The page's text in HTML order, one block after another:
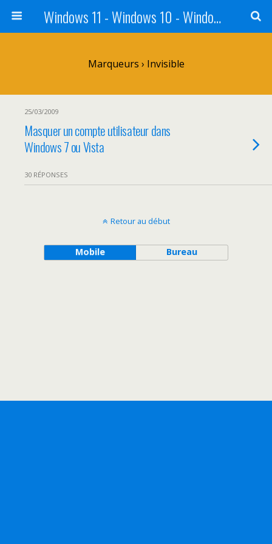
Windows 11 - Windows 10 - Windows 8 - Windows 7 - VISTA
Marqueurs › Invisible
25/03/2009
Masquer un compte utilisateur dans
Windows 7 ou Vista
30 RÉPONSES
Retour au début
Mobile Bureau